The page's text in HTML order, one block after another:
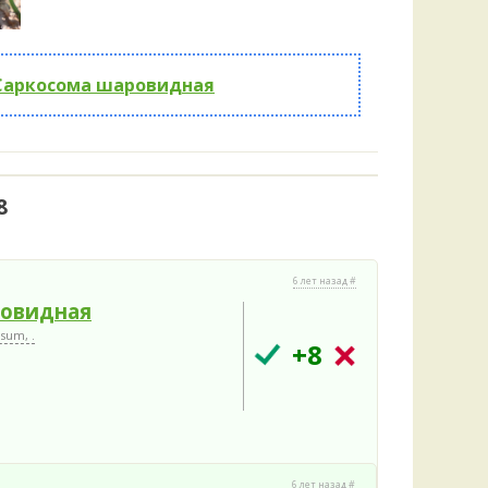
шаровидная
6 лет назад #
.
+8
6 лет назад #